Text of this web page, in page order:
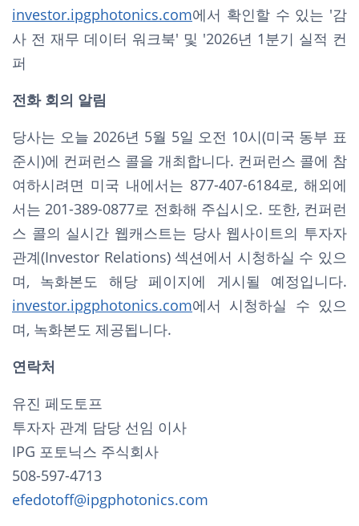
investor.ipgphotonics.com에서 확인할 수 있는 '감
사 전 재무 데이터 워크북' 및 '2026년 1분기 실적 컨
퍼
전화 회의 알림
당사는 오늘 2026년 5월 5일 오전 10시(미국 동부 표
준시)에 컨퍼런스 콜을 개최합니다. 컨퍼런스 콜에 참
여하시려면 미국 내에서는 877-407-6184로, 해외에
서는 201-389-0877로 전화해 주십시오. 또한, 컨퍼런
스 콜의 실시간 웹캐스트는 당사 웹사이트의 투자자
관계(Investor Relations) 섹션에서 시청하실 수 있으
며, 녹화본도 해당 페이지에 게시될 예정입니다.
investor.ipgphotonics.com에서 시청하실 수 있으
며, 녹화본도 제공됩니다.
연락처
유진 페도토프
투자자 관계 담당 선임 이사
IPG 포토닉스 주식회사
508-597-4713
efedotoff@ipgphotonics.com